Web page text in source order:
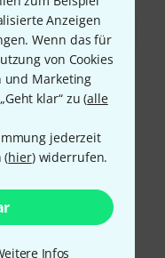
Anzeigen
Wenn das für
von Cookies
und Marketing
klar“ zu (alle
jederzeit
(hier) widerrufen.
Infos
Nachnahme,
Sofort bezahlen